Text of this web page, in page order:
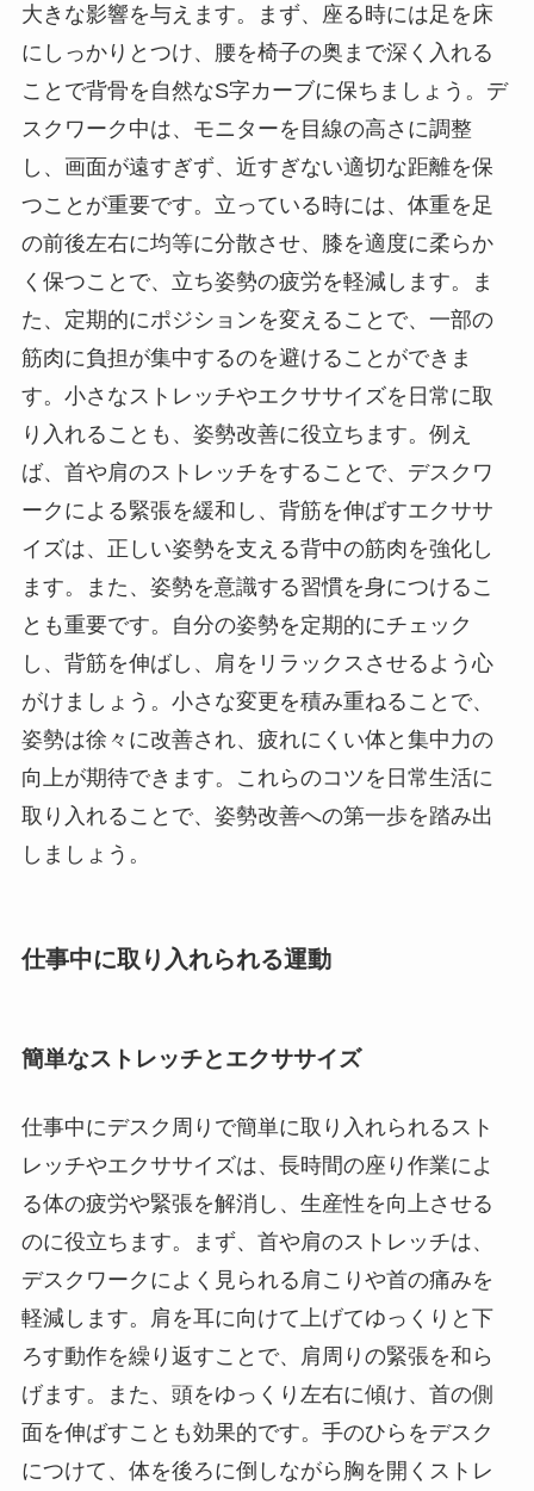
大きな影響を与えます。まず、座る時には足を床
にしっかりとつけ、腰を椅子の奥まで深く入れる
ことで背骨を自然なS字カーブに保ちましょう。デ
スクワーク中は、モニターを目線の高さに調整
し、画面が遠すぎず、近すぎない適切な距離を保
つことが重要です。立っている時には、体重を足
の前後左右に均等に分散させ、膝を適度に柔らか
く保つことで、立ち姿勢の疲労を軽減します。ま
た、定期的にポジションを変えることで、一部の
筋肉に負担が集中するのを避けることができま
す。小さなストレッチやエクササイズを日常に取
り入れることも、姿勢改善に役立ちます。例え
ば、首や肩のストレッチをすることで、デスクワ
ークによる緊張を緩和し、背筋を伸ばすエクササ
イズは、正しい姿勢を支える背中の筋肉を強化し
ます。また、姿勢を意識する習慣を身につけるこ
とも重要です。自分の姿勢を定期的にチェック
し、背筋を伸ばし、肩をリラックスさせるよう心
がけましょう。小さな変更を積み重ねることで、
姿勢は徐々に改善され、疲れにくい体と集中力の
向上が期待できます。これらのコツを日常生活に
取り入れることで、姿勢改善への第一歩を踏み出
しましょう。
仕事中に取り入れられる運動
簡単なストレッチとエクササイズ
仕事中にデスク周りで簡単に取り入れられるスト
レッチやエクササイズは、長時間の座り作業によ
る体の疲労や緊張を解消し、生産性を向上させる
のに役立ちます。まず、首や肩のストレッチは、
デスクワークによく見られる肩こりや首の痛みを
軽減します。肩を耳に向けて上げてゆっくりと下
ろす動作を繰り返すことで、肩周りの緊張を和ら
げます。また、頭をゆっくり左右に傾け、首の側
面を伸ばすことも効果的です。手のひらをデスク
につけて、体を後ろに倒しながら胸を開くストレ